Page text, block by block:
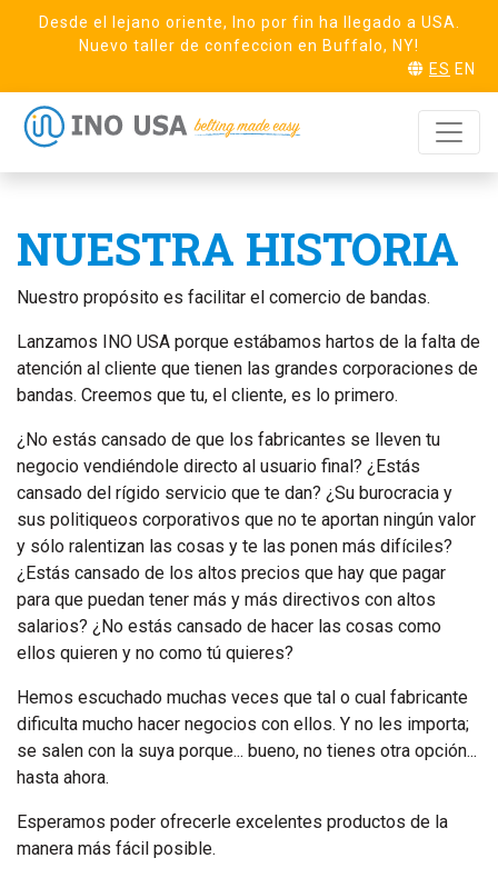
Desde el lejano oriente, Ino por fin ha llegado a USA.
Nuevo taller de confeccion en Buffalo, NY!
ES EN
NUESTRA HISTORIA
Nuestro propósito es facilitar el comercio de bandas.
Lanzamos INO USA porque estábamos hartos de la falta de
atención al cliente que tienen las grandes corporaciones de
bandas. Creemos que tu, el cliente, es lo primero.
¿No estás cansado de que los fabricantes se lleven tu
negocio vendiéndole directo al usuario final? ¿Estás
cansado del rígido servicio que te dan? ¿Su burocracia y
sus politiqueos corporativos que no te aportan ningún valor
y sólo ralentizan las cosas y te las ponen más difíciles?
¿Estás cansado de los altos precios que hay que pagar
para que puedan tener más y más directivos con altos
salarios? ¿No estás cansado de hacer las cosas como
ellos quieren y no como tú quieres?
Hemos escuchado muchas veces que tal o cual fabricante
dificulta mucho hacer negocios con ellos. Y no les importa;
se salen con la suya porque... bueno, no tienes otra opción...
hasta ahora.
Esperamos poder ofrecerle excelentes productos de la
manera más fácil posible.